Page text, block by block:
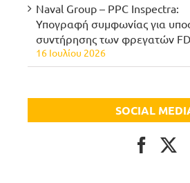
Naval Group – PPC Inspectra:
Υπογραφή συμφωνίας για
συντήρησης των φρεγατών
16 Ιουλίου 2026
SOCIAL